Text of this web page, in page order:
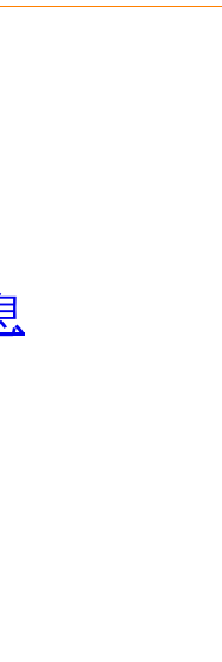
人
研究项
择约克
的大学
学、社
《金融
机专业
前茅。